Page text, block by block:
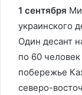
1 сентября
украинского
Один десант
по 60
побережье
северо-